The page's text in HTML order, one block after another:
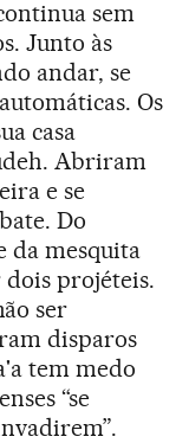
sem
Junto às
andar, se
Os
casa
Abriram
e se
Do
da mesquita
dois projéteis.
ser
disparos
tem medo
“se